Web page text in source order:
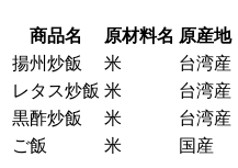
商品名 原材料名 原産地
揚州炒飯
米
台湾産
レタス炒飯 米
台湾産
黒酢炒飯
米
台湾産
ご飯
米 国産